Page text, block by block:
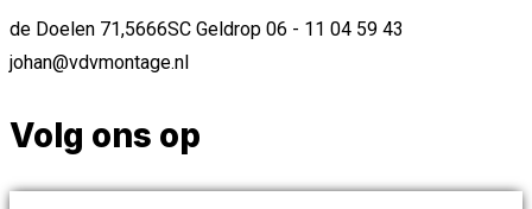
de Doelen 71,5666SC Geldrop 06 - 11 04 59 43
johan@vdvmontage.nl
Volg ons op